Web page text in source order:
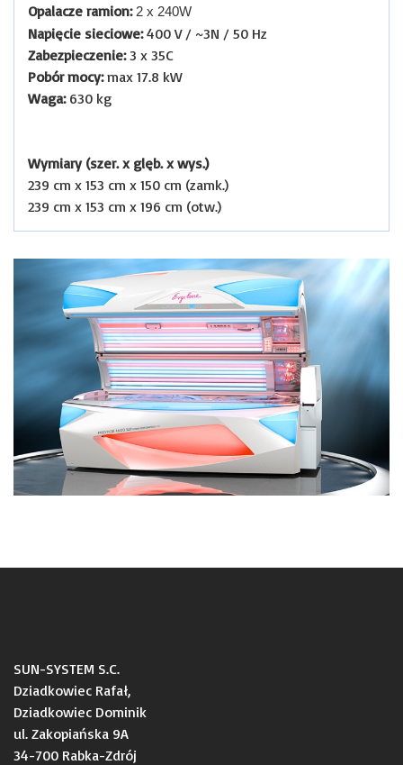
Opalacze ramion: 2 x 240W
Napięcie sieciowe:400 V / ~3N / 50 Hz
Zabezpieczenie:3 x 35C
Pobór mocy:max 17.8 kW
Waga: 630 kg
Wymiary (szer. x glęb. x wys.)
239 cm x 153 cm x 150 cm (zamk.)
239 cm x 153 cm x 196 cm (otw.)
SUN-SYSTEM S.C.
Dziadkowiec Rafał,
Dziadkowiec Dominik
ul. Zakopiańska 9A
34-700 Rabka-Zdrój